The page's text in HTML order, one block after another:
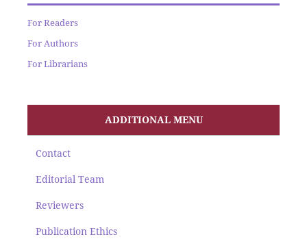
For Readers
For Authors
For Librarians
ADDITIONAL MENU
Contact
Editorial Team
Reviewers
Publication Ethics